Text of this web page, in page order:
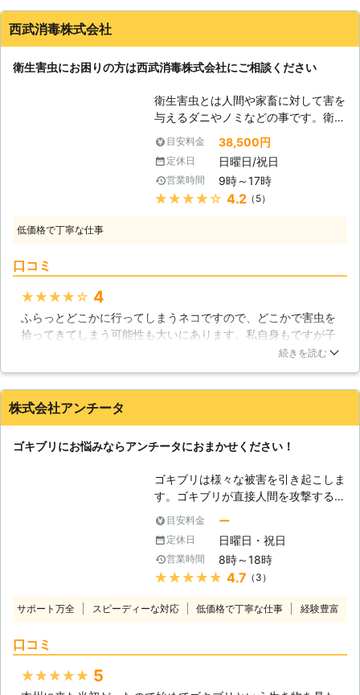
トの危機】 飼い犬や飼い猫は当然で
いで気づくことはできますが、正確な
情報を得ることは難しいでしょう。ペ
ットがノミやダニに寄生されると、体
をかきむしってしまい、そこから化膿
したり、部分的に剥げてしまうことが
あります。また、かゆみが強ければ、
満足に眠ることも許されず、ストレス
は溜まっていく一方でしょう。気づく
のが遅れれば遅れるほど、ペットの症
利用ください。
をすることにしました。料金は6万円ほどでした。多分、安い
方だと思うのですが、個人的には少し高いかなという印象です
西武消毒株式会社
衛生害虫にお困りの方は西武消毒株式会社にご相談ください
衛生害虫とは人間や家畜に対して害を
与えるダニやノミなどの事です。衛生
害虫を放置してしまえば、かゆみに悩
まされることになり、満足に眠ること
も難しくなってしまうでしょう。ま
た、お年寄りや小さなお子様は抵抗力
が低く、症状が通常より重くなってし
があります！ 【迷惑なダニ】 ダニは
人間を吸血し被害を与える存在です。
吸血の際にアレルギーの元となる唾液
を残して行ったり、傷口が可能した
り、ひどい時にはウイルスなどを感染
空気中にもダニはいます。いるだけで
あれば困りはしないのですが、死体や
糞が原因で、気管支炎や皮膚炎などの
アレルギー症状を引き起こし、同じ生
活空間にいるだけで被害を受けてしま
うのです。ですから、ダニと思しき被
害があれば、早急に対処し、ダニの被
害に遭わないように前もって対策を行
目安料金 38,500円
定休日 日曜日/祝日
営業時間 9時～17時
★★★★★ 4.2 （5）
低価格で丁寧な仕事
口コミ
★★★★★ 4
ふらっとどこかに行ってしまうネコですので、どこかで害虫を
拾ってきてしまう可能性も大いにあります。私自身もですが子
供たちが刺されてしまったらと思うとネコを飼うのもためらい
い安全な方法で実施していただけるので本当にありがたいで
す。
北海道 函館市 2016年12月15日
続きを読む
株式会社アンチータ
ゴキブリにお悩みならアンチータにおまかせください！
ゴキブリは様々な被害を引き起こしま
す。ゴキブリが直接人間を攻撃するこ
とはまれですが、見た目も気持ち悪い
ですし、存在を感じるだけでも嫌な思
いをしますね。今後もゴキブリが「不
快害虫」として認識されることに変わ
りないでしょう。 【ゴキブリによる
を好み、そこを住処とする性質があり
目安料金 ー
定休日 日曜日・祝日
営業時間 8時～18時
★★★★★ 4.7 （3）
サポート万全 スピーディーな対応 低価格で丁寧な仕事 経験豊富
口コミ
★★★★★ 5